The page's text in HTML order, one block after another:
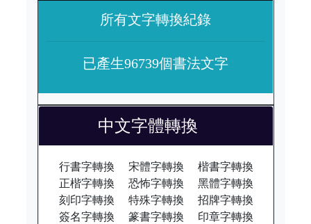
所有文字轉換紀錄
已產生96739個書法文字
中文字體轉換
行書字轉換 宋體字轉換
楷書字轉換
正楷字轉換
恐怖字轉換
黑體字轉換
刻印字轉換
特殊字轉換
招牌字轉換
簽名字轉換
篆書字轉換
印章字轉換